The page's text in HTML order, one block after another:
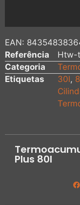
EAN:
Referência
Htw-
Categoria
Etiquetas
30l,
Plus 80l